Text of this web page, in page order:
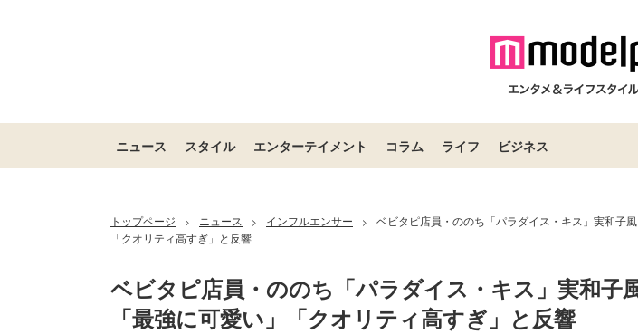
ニュース スタイル エンターテイメント コラム ライフ ビジネス
トップページ > ニュース > インフルエンサー >
ベビタピ店員・ののち「パラダイス・キス」実和子
「クオリティ高すぎ」と反響
ベビタピ店員・ののち「パラダイス・キス」実和子
「最強に可愛い」「クオリティ高すぎ」と反響